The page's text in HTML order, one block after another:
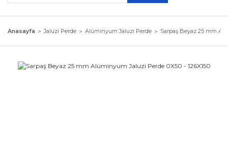
Anasayfa Jaluzi Perde Alüminyum Jaluzi Perde Sarpaş Beyaz 25 mm